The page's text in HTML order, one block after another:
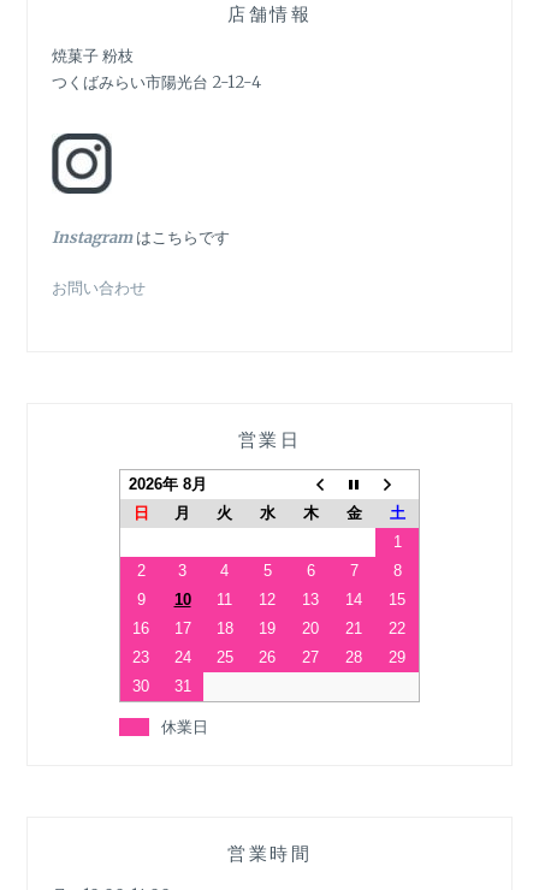
ョ
ン
店舗情報
焼菓子 粉枝
つくばみらい市陽光台 2-12-4
Instagramはこちらです
お問い合わせ
営業日
2026年 8月
日
月 火 水 木 金
土
1
2
3 4 5 6 7
8
9
10 11 12 13 14
15
16
17 18 19 20 21
22
23
24 25 26 27 28
29
30
31
休業日
営業時間